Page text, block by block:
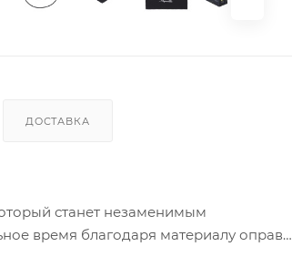
ДОСТАВКА
станет незаменимым
время благодаря материалу оправы